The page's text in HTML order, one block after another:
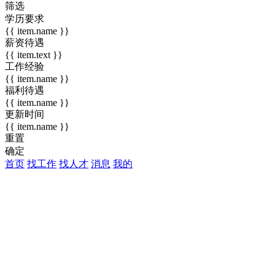
筛选
学历要求
{{ item.name }}
薪资待遇
{{ item.text }}
工作经验
{{ item.name }}
福利待遇
{{ item.name }}
更新时间
{{ item.name }}
重置
确定
首页 找工作 找人才 消息 我的